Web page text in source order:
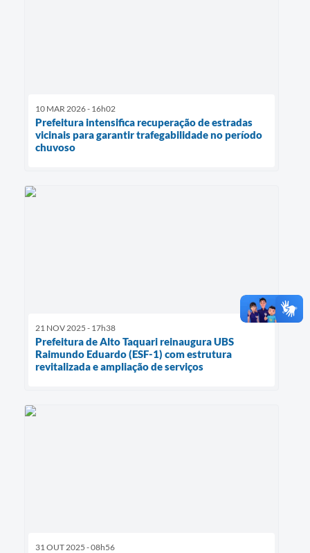
10 MAR 2026 - 16h02
Prefeitura intensifica recuperação de estradas
vicinais para garantir trafegabilidade no período
chuvoso
21 NOV 2025 - 17h38
Prefeitura de Alto Taquari reinaugura UBS
Raimundo Eduardo (ESF-1) com estrutura
revitalizada e ampliação de serviços
31 OUT 2025 - 08h56